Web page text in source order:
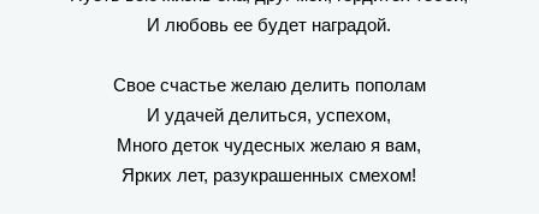
И любовь ее будет наградой.
Свое счастье желаю делить пополам
И удачей делиться, успехом,
Много деток чудесных желаю я вам,
Ярких лет, разукрашенных смехом!